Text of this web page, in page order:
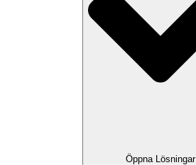
Öppna Lösningar